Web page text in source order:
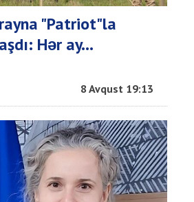
"Patriot"la
Hər ay...
8 Avqust 19:13